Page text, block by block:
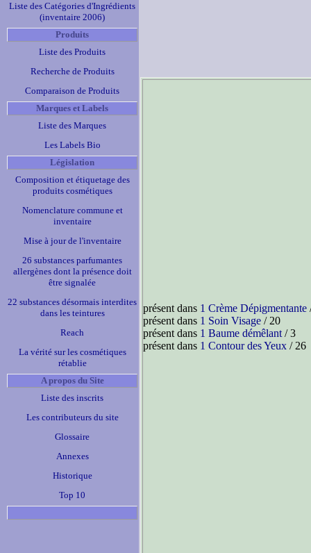
Liste des Catégories d'Ingrédients
(inventaire 2006)
Produits
Liste des Produits
Recherche de Produits
Comparaison de Produits
Marques et Labels
Liste des Marques
Les Labels Bio
Législation
Composition et étiquetage des
produits cosmétiques
Nomenclature commune et
inventaire
Mise à jour de l'inventaire
26 substances parfumantes
allergènes dont la présence doit
être signalée
22 substances désormais interdites
dans les teintures
Reach
La vérité sur les cosmétiques
rétablie
A propos du Site
Liste des inscrits
Les contributeurs du site
Glossaire
Annexes
Historique
Top 10
présent dans 1 Crème Dépigmentante
présent dans 1 Soin Visage / 20
présent dans 1 Baume démêlant / 3
présent dans 1 Contour des Yeux / 26